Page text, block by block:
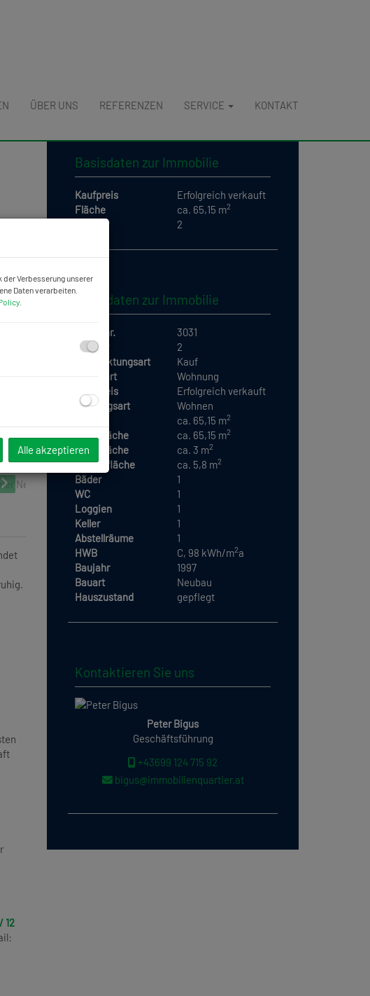
ÜBER UNS REFERENZEN SERVICE KONTAKT
12
Basisdaten zur Immobilie
Kaufpreis
Erfolgreich verkauft
Fläche
ca. 65,15 m2
Zimmer 2
Basisdaten zur Immobilie
Objektnr.
3031
Zimmer
2
Vermarktungsart
Kauf
Objektart
Wohnung
Kaufpreis
Erfolgreich verkauft
Nutzungsart
Wohnen
ca. 65,15 m2
Wohnfläche ca. 65,15 m2
Kellerfläche ca. 3 m2
Loggiafläche ca. 5,8 m2
Bäder
1
WC
1
Loggien
1
Keller
1
Abstellräume
1
HWB
C, 98 kWh/m2a
Baujahr
1997
Bauart
Neubau
Hauszustand
gepflegt
Kontaktieren Sie uns
Peter Bigus
Geschäftsführung
+43699 124 715 92
bigus@immobilienquartier.at
Verbesserung unserer
Daten verarbeiten.
Alle akzeptieren